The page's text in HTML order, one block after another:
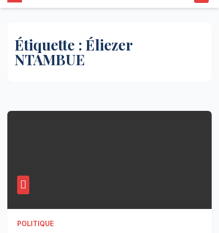
Étiquette : Éliezer
NTAMBUE
POLITIQUE